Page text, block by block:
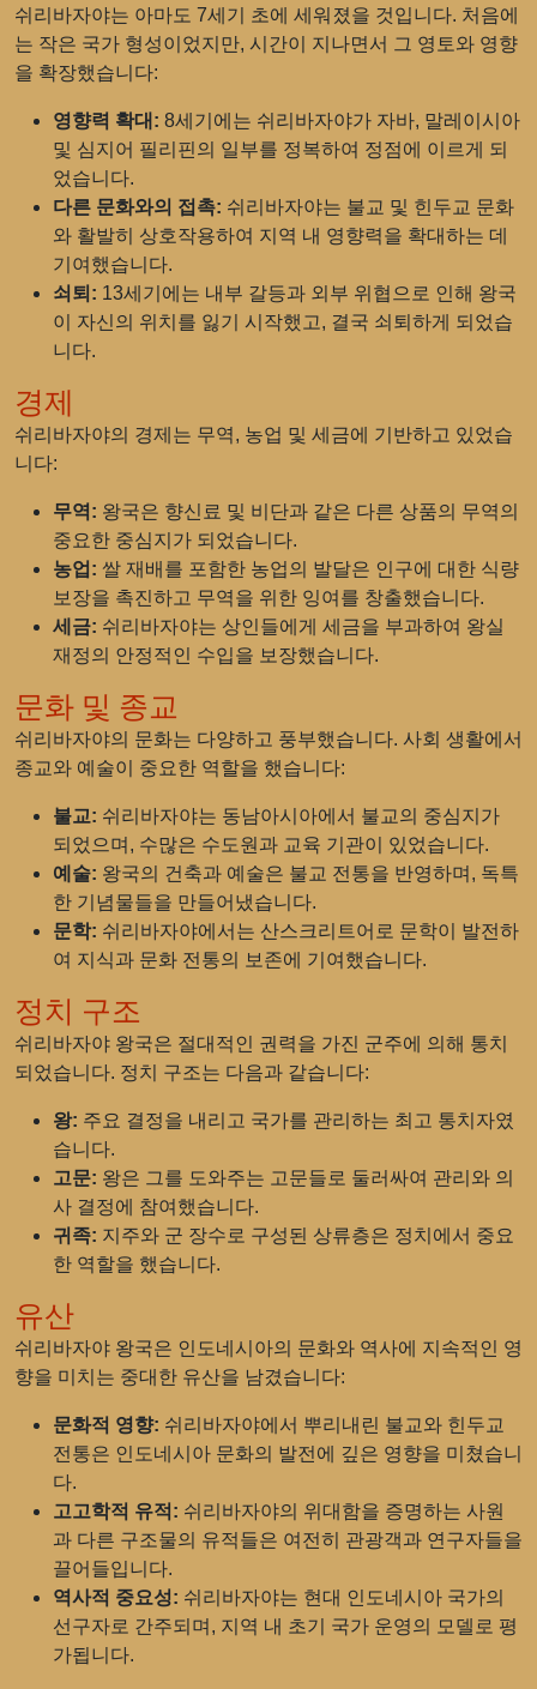
쉬리바자야는 아마도 7세기 초에 세워졌을 것입니다. 처음에
는 작은 국가 형성이었지만, 시간이 지나면서 그 영토와 영향
을 확장했습니다:
영향력 확대: 8세기에는 쉬리바자야가 자바, 말레이시아
및 심지어 필리핀의 일부를 정복하여 정점에 이르게 되
었습니다.
다른 문화와의 접촉: 쉬리바자야는 불교 및 힌두교 문화
와 활발히 상호작용하여 지역 내 영향력을 확대하는 데
기여했습니다.
쇠퇴: 13세기에는 내부 갈등과 외부 위협으로 인해 왕국
이 자신의 위치를 잃기 시작했고, 결국 쇠퇴하게 되었습
니다.
경제
쉬리바자야의 경제는 무역, 농업 및 세금에 기반하고 있었습
니다:
무역: 왕국은 향신료 및 비단과 같은 다른 상품의 무역의
중요한 중심지가 되었습니다.
농업: 쌀 재배를 포함한 농업의 발달은 인구에 대한 식량
보장을 촉진하고 무역을 위한 잉여를 창출했습니다.
세금: 쉬리바자야는 상인들에게 세금을 부과하여 왕실
재정의 안정적인 수입을 보장했습니다.
문화 및 종교
쉬리바자야의 문화는 다양하고 풍부했습니다. 사회 생활에서
종교와 예술이 중요한 역할을 했습니다:
불교: 쉬리바자야는 동남아시아에서 불교의 중심지가
되었으며, 수많은 수도원과 교육 기관이 있었습니다.
예술: 왕국의 건축과 예술은 불교 전통을 반영하며, 독특
한 기념물들을 만들어냈습니다.
문학: 쉬리바자야에서는 산스크리트어로 문학이 발전하
여 지식과 문화 전통의 보존에 기여했습니다.
정치 구조
쉬리바자야 왕국은 절대적인 권력을 가진 군주에 의해 통치
되었습니다. 정치 구조는 다음과 같습니다:
왕: 주요 결정을 내리고 국가를 관리하는 최고 통치자였
습니다.
고문: 왕은 그를 도와주는 고문들로 둘러싸여 관리와 의
사 결정에 참여했습니다.
귀족: 지주와 군 장수로 구성된 상류층은 정치에서 중요
한 역할을 했습니다.
유산
쉬리바자야 왕국은 인도네시아의 문화와 역사에 지속적인 영
향을 미치는 중대한 유산을 남겼습니다:
문화적 영향: 쉬리바자야에서 뿌리내린 불교와 힌두교
전통은 인도네시아 문화의 발전에 깊은 영향을 미쳤습니
다.
고고학적 유적: 쉬리바자야의 위대함을 증명하는 사원
과 다른 구조물의 유적들은 여전히 관광객과 연구자들을
끌어들입니다.
역사적 중요성: 쉬리바자야는 현대 인도네시아 국가의
선구자로 간주되며, 지역 내 초기 국가 운영의 모델로 평
가됩니다.